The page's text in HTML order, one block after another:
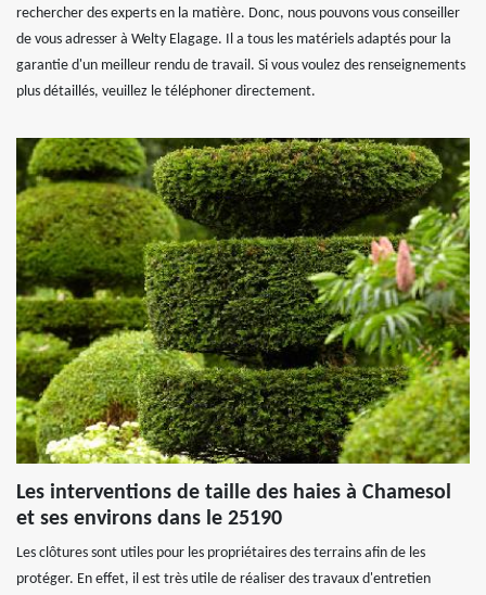
rechercher des experts en la matière. Donc, nous pouvons vous conseiller
de vous adresser à Welty Elagage. Il a tous les matériels adaptés pour la
garantie d'un meilleur rendu de travail. Si vous voulez des renseignements
plus détaillés, veuillez le téléphoner directement.
Les interventions de taille des haies à Chamesol
et ses environs dans le 25190
Les clôtures sont utiles pour les propriétaires des terrains afin de les
protéger. En effet, il est très utile de réaliser des travaux d'entretien